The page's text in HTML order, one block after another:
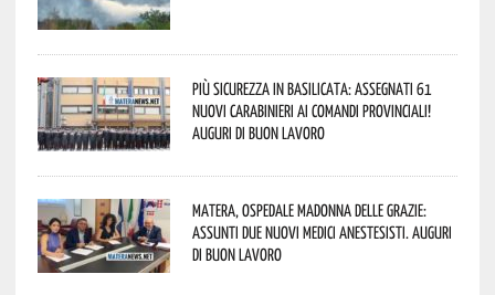
Più sicurezza in Basilicata: assegnati 61
nuovi Carabinieri ai Comandi provinciali!
Auguri di buon lavoro
Matera, Ospedale Madonna delle Grazie:
assunti due nuovi medici anestesisti. Auguri
di buon lavoro